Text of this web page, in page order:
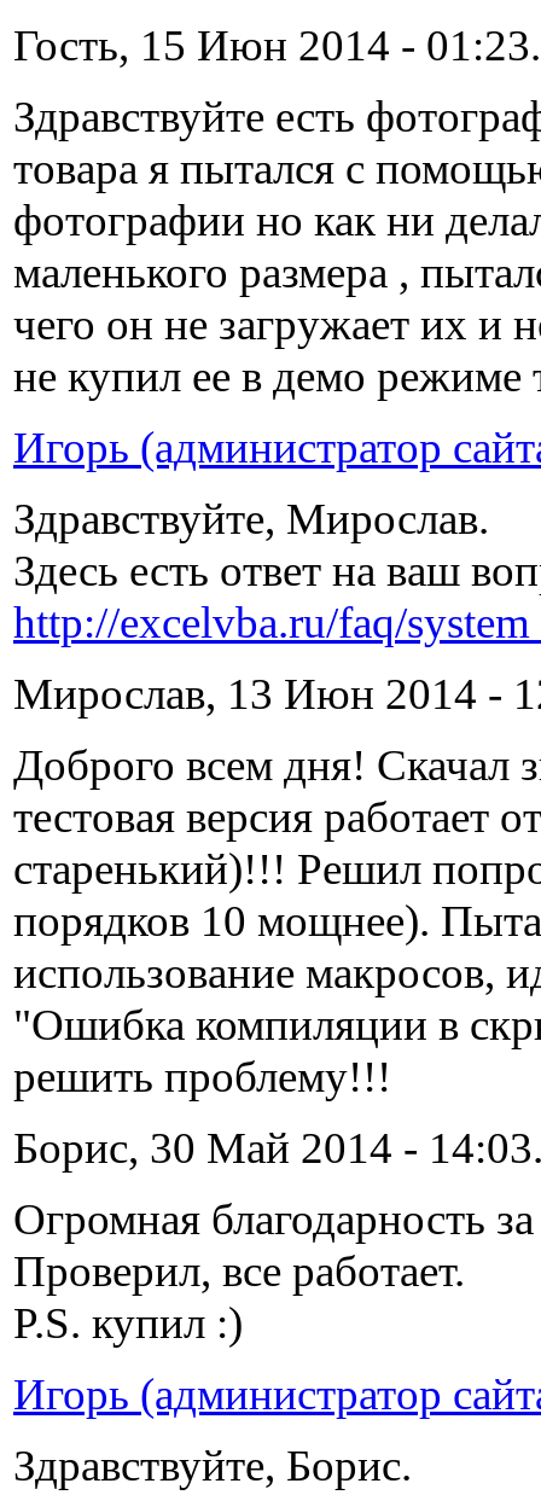
Гость, 15 Июн 2014 - 01:23.
Здравствуйте есть
товара я пытался с
фотографии но как ни
маленького размера ,
чего он не загружает их и
не купил ее в демо режиме
Игорь (администратор
Здравствуйте, Мирослав.
Здесь есть ответ на ваш
http://excelvba.ru/faq/
Мирослав, 13 Июн 2014 -
Доброго всем дня! Скачал
тестовая версия работает
старенький)!!! Решил
порядков 10 мощнее).
использование макросов,
"Ошибка компиляции в
решить проблему!!!
Борис, 30 Май 2014 -
Огромная благодарность
Проверил, все работает.
P.S. купил :)
Игорь (администратор
Здравствуйте, Борис.